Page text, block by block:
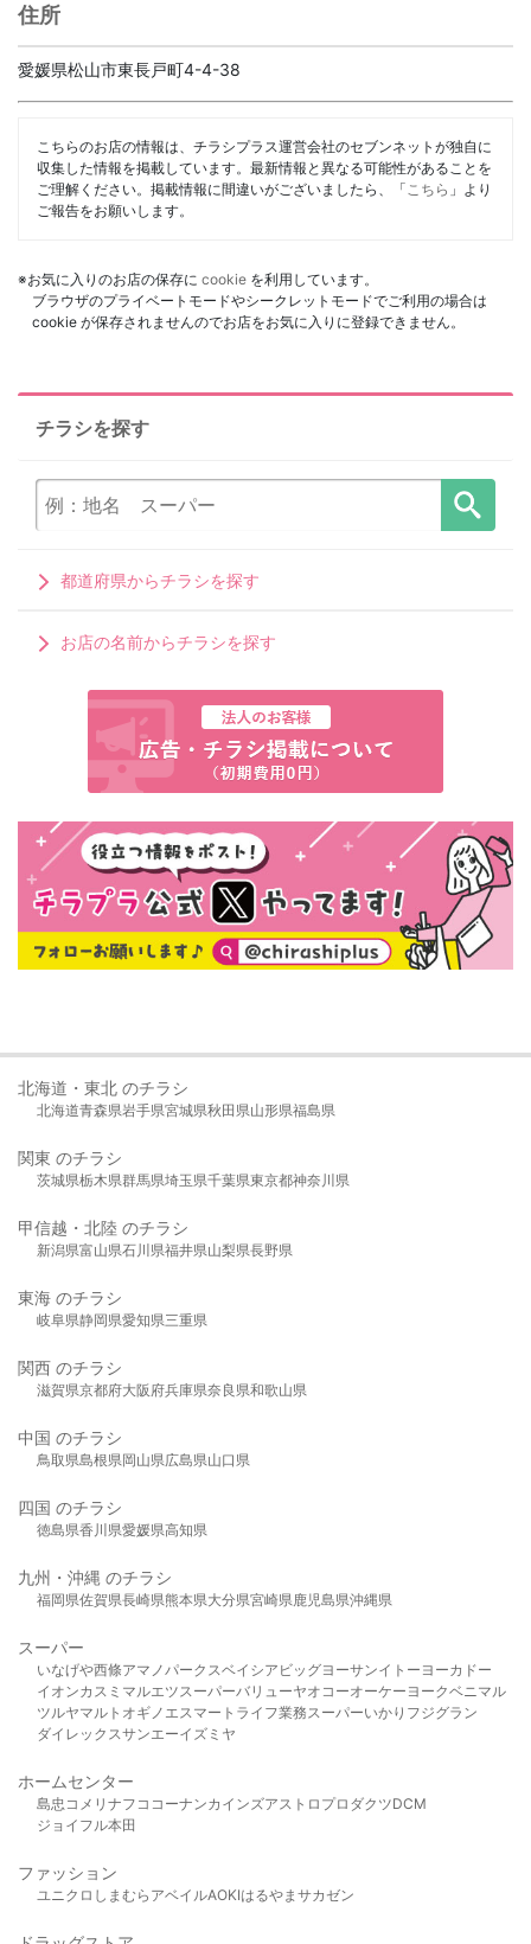
住所
愛媛県松山市東長戸町4-4-38
こちらのお店の情報は、チラシプラス運営会社のセブンネットが独自に
収集した情報を掲載しています。最新情報と異なる可能性があることを
ご理解ください。掲載情報に間違いがございましたら、「 こちら 」より
ご報告をお願いします。
※お気に入りのお店の保存に cookie を利用しています。
ブラウザのプライベートモードやシークレットモードでご利用の場合は
cookie が保存されませんのでお店をお気に入りに登録できません。
チラシを探す
都道府県からチラシを探す
お店の名前からチラシを探す
北海道・東北 のチラシ
北海道青森県岩手県宮城県秋田県山形県福島県
関東 のチラシ
茨城県栃木県群馬県埼玉県千葉県東京都神奈川県
甲信越・北陸 のチラシ
新潟県富山県石川県福井県山梨県長野県
東海 のチラシ
岐阜県静岡県愛知県三重県
関西 のチラシ
滋賀県京都府大阪府兵庫県奈良県和歌山県
中国 のチラシ
鳥取県島根県岡山県広島県山口県
四国 のチラシ
徳島県香川県愛媛県高知県
九州・沖縄 のチラシ
福岡県佐賀県長崎県熊本県大分県宮崎県鹿児島県沖縄県
スーパー
いなげや西條アマノパークスベイシア ビッグヨーサンイトーヨーカドー
イオンカスミ マルエツスーパーバリューヤオコーオーケー ヨークベニマル
ツルヤマルト オギノ エスマート ライフ業務スーパーいかり フジグラン
ダイレックスサンエーイズミヤ
ホームセンター
島忠 コメリ ナフコ コーナンカインズアストロプロダクツDCM
ジョイフル本田
ファッション
ユニクロ しまむら アベイルAOKIはるやま サカゼン